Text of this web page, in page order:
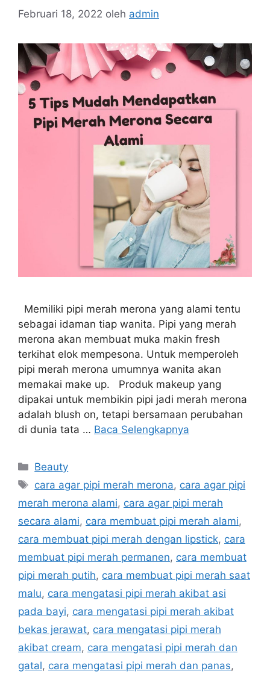
Februari 18, 2022 oleh admin
Memiliki pipi merah merona yang alami tentu
sebagai idaman tiap wanita. Pipi yang merah
merona akan membuat muka makin fresh
terkihat elok mempesona. Untuk memperoleh
pipi merah merona umumnya wanita akan
memakai make up. Produk makeup yang
dipakai untuk membikin pipi jadi merah merona
adalah blush on, tetapi bersamaan perubahan
di dunia tata … Baca Selengkapnya
Kategori
Beauty
Tag
cara agar pipi merah merona, cara agar pipi
merah merona alami, cara agar pipi merah
secara alami, cara membuat pipi merah alami,
cara membuat pipi merah dengan lipstick, cara
membuat pipi merah permanen, cara membuat
pipi merah putih, cara membuat pipi merah saat
malu, cara mengatasi pipi merah akibat asi
pada bayi, cara mengatasi pipi merah akibat
bekas jerawat, cara mengatasi pipi merah
akibat cream, cara mengatasi pipi merah dan
gatal, cara mengatasi pipi merah dan panas,